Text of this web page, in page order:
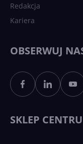
Redakcja
Kariera
OBSERWUJ
SKLEP